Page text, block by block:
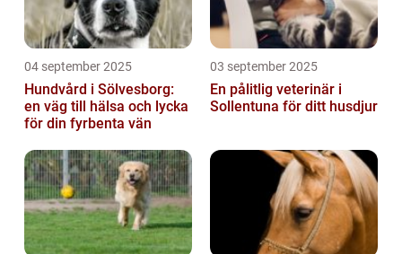
04 september 2025
Hundvård i Sölvesborg:
en väg till hälsa och lycka
för din fyrbenta vän
03 september 2025
En pålitlig veterinär i
Sollentuna för ditt husdjur